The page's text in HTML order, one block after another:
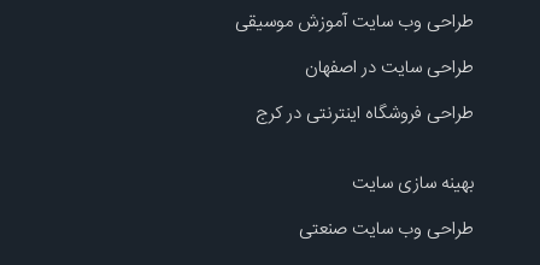
طراحی وب سایت آموزش موسیقی
طراحی سایت در اصفهان
طراحی فروشگاه اینترنتی در کرج
بهینه سازی سایت
طراحی وب سایت صنعتی